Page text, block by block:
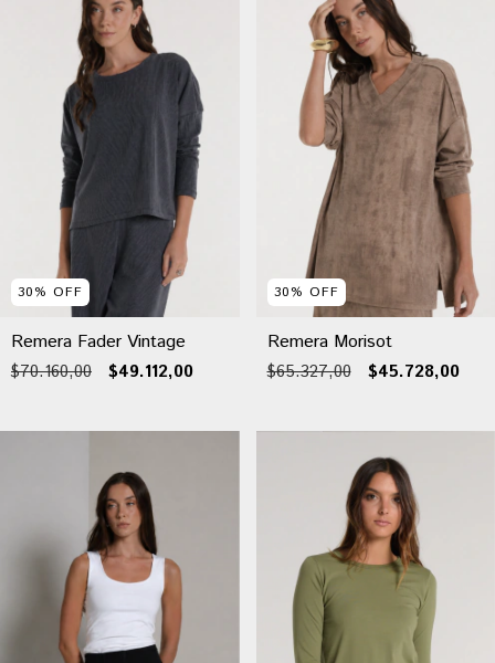
30% OFF
Remera Fader Vintage
$70.160,00 $49.112,00
30% OFF
Remera Morisot
$65.327,00 $45.728,00